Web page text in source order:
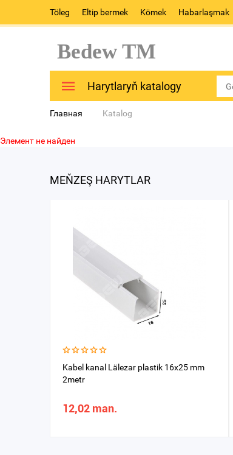
Töleg Eltip bermek Kömek Habarlaşmak
Bedew TM
Harytlaryň katalogy
Главная Katalog
Элемент не найден
MEŇZEŞ HARYTLAR
Kabel kanal Lälezar plastik 16x25 mm
2metr
12,02 man.